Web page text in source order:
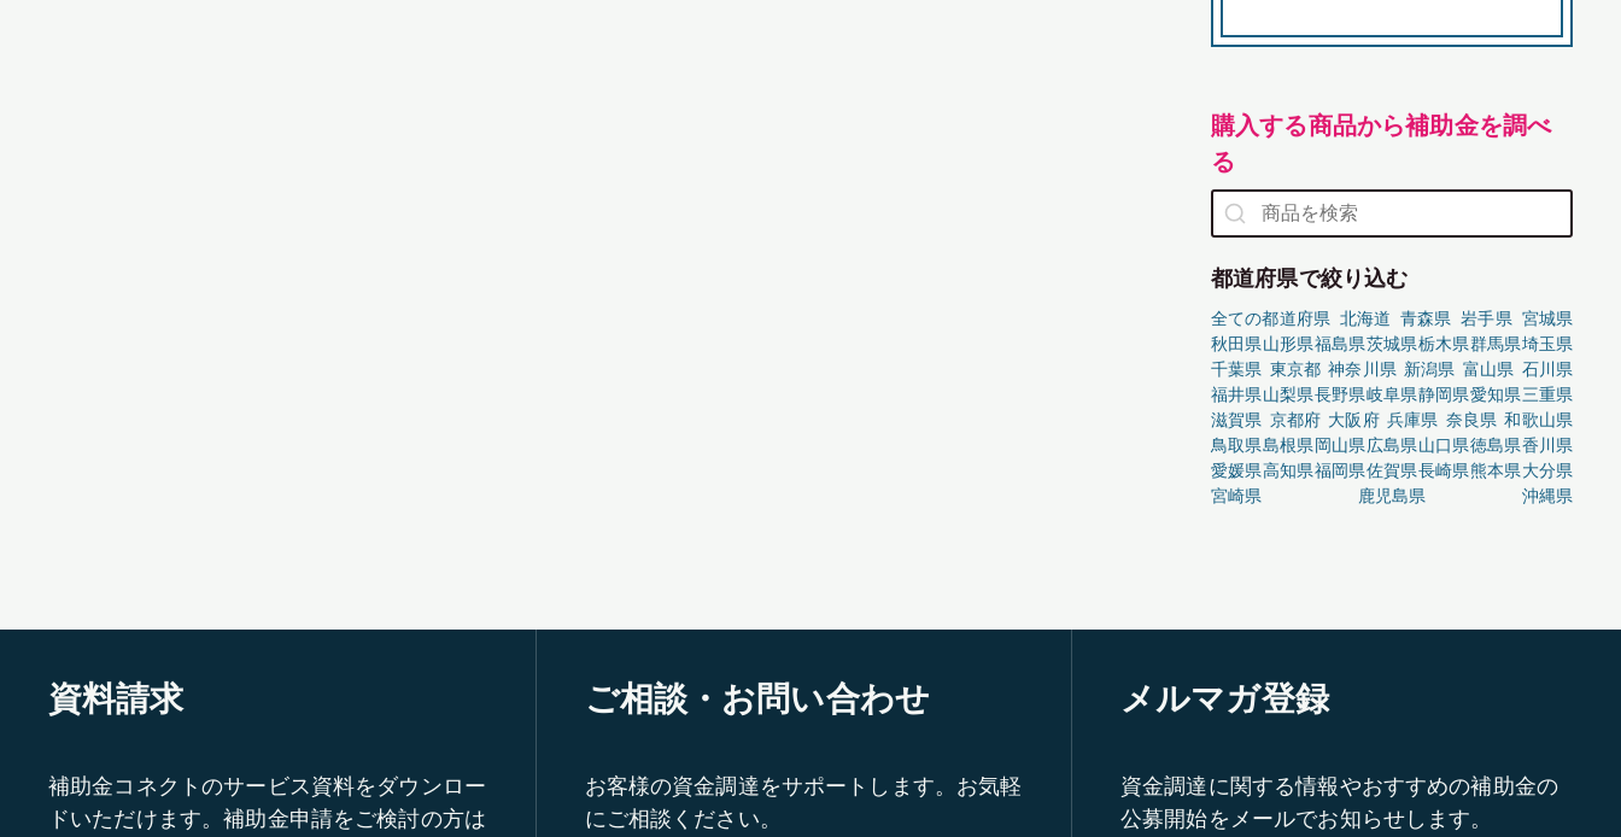
購入する商品から補助金を調べ
る
都道府県で絞り込む
全ての都道府県 北海道 青森県 岩手県 宮城県
秋田県山形県福島県茨城県栃木県群馬県埼玉県
千葉県 東京都 神奈川県 新潟県 富山県 石川県
福井県山梨県長野県岐阜県静岡県愛知県三重県
滋賀県 京都府 大阪府 兵庫県 奈良県 和歌山県
鳥取県島根県岡山県広島県山口県徳島県香川県
愛媛県高知県福岡県佐賀県長崎県熊本県大分県
宮崎県
鹿児島県 沖縄県
資料請求
補助金コネクトのサービス資料をダウンロー
ドいただけます。補助金申請をご検討の方は
ご相談・お問い合わせ
お客様の資金調達をサポートします。お気軽
にご相談ください。
メルマガ登録
資金調達に関する情報やおすすめの補助金の
公募開始をメールでお知らせします。